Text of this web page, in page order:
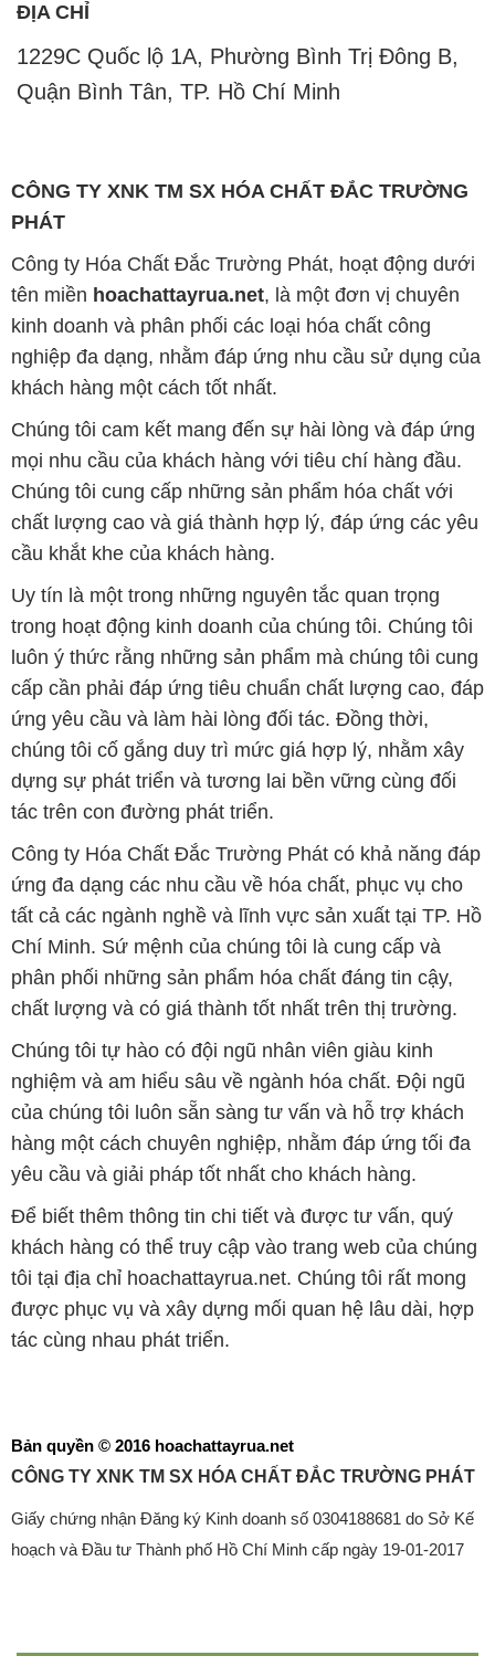
ĐỊA CHỈ
1229C Quốc lộ 1A, Phường Bình Trị Đông B,
Quận Bình Tân, TP. Hồ Chí Minh
CÔNG TY XNK TM SX HÓA CHẤT ĐẮC TRƯỜNG
PHÁT
Công ty Hóa Chất Đắc Trường Phát, hoạt động dưới
tên miền hoachattayrua.net, là một đơn vị chuyên
kinh doanh và phân phối các loại hóa chất công
nghiệp đa dạng, nhằm đáp ứng nhu cầu sử dụng của
khách hàng một cách tốt nhất.
Chúng tôi cam kết mang đến sự hài lòng và đáp ứng
mọi nhu cầu của khách hàng với tiêu chí hàng đầu.
Chúng tôi cung cấp những sản phẩm hóa chất với
chất lượng cao và giá thành hợp lý, đáp ứng các yêu
cầu khắt khe của khách hàng.
Uy tín là một trong những nguyên tắc quan trọng
trong hoạt động kinh doanh của chúng tôi. Chúng tôi
luôn ý thức rằng những sản phẩm mà chúng tôi cung
cấp cần phải đáp ứng tiêu chuẩn chất lượng cao, đáp
ứng yêu cầu và làm hài lòng đối tác. Đồng thời,
chúng tôi cố gắng duy trì mức giá hợp lý, nhằm xây
dựng sự phát triển và tương lai bền vững cùng đối
tác trên con đường phát triển.
Công ty Hóa Chất Đắc Trường Phát có khả năng đáp
ứng đa dạng các nhu cầu về hóa chất, phục vụ cho
tất cả các ngành nghề và lĩnh vực sản xuất tại TP. Hồ
Chí Minh. Sứ mệnh của chúng tôi là cung cấp và
phân phối những sản phẩm hóa chất đáng tin cậy,
chất lượng và có giá thành tốt nhất trên thị trường.
Chúng tôi tự hào có đội ngũ nhân viên giàu kinh
nghiệm và am hiểu sâu về ngành hóa chất. Đội ngũ
của chúng tôi luôn sẵn sàng tư vấn và hỗ trợ khách
hàng một cách chuyên nghiệp, nhằm đáp ứng tối đa
yêu cầu và giải pháp tốt nhất cho khách hàng.
Để biết thêm thông tin chi tiết và được tư vấn, quý
khách hàng có thể truy cập vào trang web của chúng
tôi tại địa chỉ hoachattayrua.net. Chúng tôi rất mong
được phục vụ và xây dựng mối quan hệ lâu dài, hợp
tác cùng nhau phát triển.
Bản quyền © 2016 hoachattayrua.net
CÔNG TY XNK TM SX HÓA CHẤT ĐẮC TRƯỜNG PHÁT
Giấy chứng nhận Đăng ký Kinh doanh số 0304188681 do Sở Kế
hoạch và Đầu tư Thành phố Hồ Chí Minh cấp ngày 19-01-2017